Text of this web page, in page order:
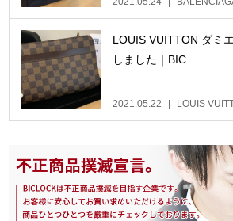
LOUIS VUITTON ダミ
しました｜BIC...
2021.05.22 LOUIS